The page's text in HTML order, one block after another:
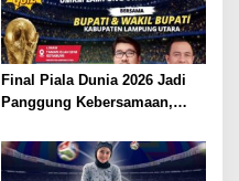
Final Piala Dunia 2026 Jadi
Panggung Kebersamaan,
Utara Gelar Nobar Serentak